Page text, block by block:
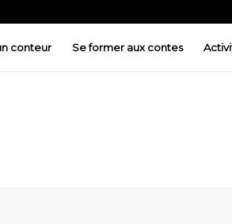
conteur Se former aux contes